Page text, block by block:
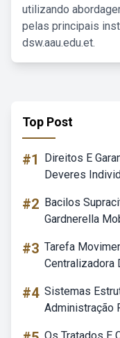
utilizando
pelas principais
dsw.aau.edu.et.
Top Post
#1
Direitos E
Deveres
#2 Bacilos
Gardnerella
#3 Tarefa
Centralizadora
#4 Sistemas
Administração